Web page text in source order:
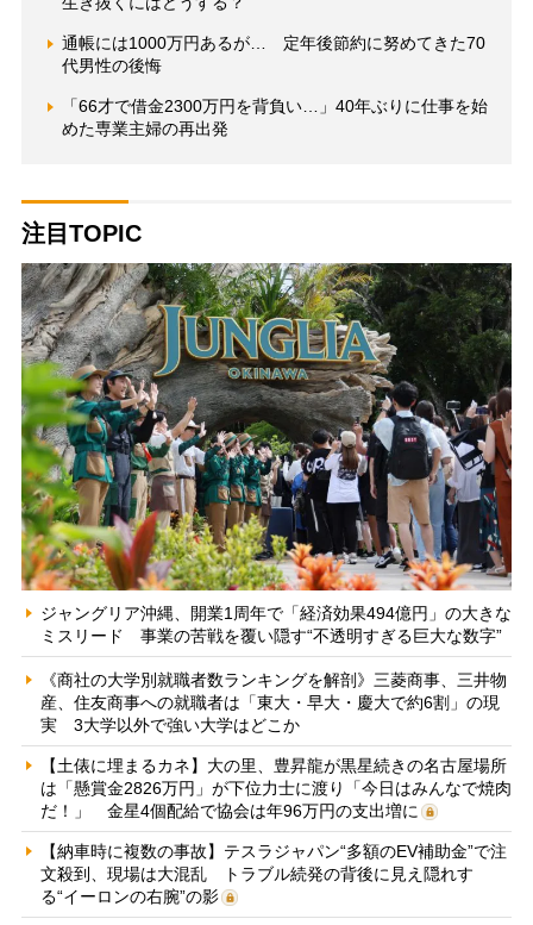
通帳には1000万円あるが… 定年後節約に努めてきた70
代男性の後悔
「66才で借金2300万円を背負い…」40年ぶりに仕事を始
めた専業主婦の再出発
注目TOPIC
ジャングリア沖縄、開業1周年で「経済効果494億円」の大きな
ミスリード 事業の苦戦を覆い隠す“不透明すぎる巨大な数字”
《商社の大学別就職者数ランキングを解剖》三菱商事、三井物
産、住友商事への就職者は「東大・早大・慶大で約6割」の現
実 3大学以外で強い大学はどこか
【土俵に埋まるカネ】大の里、豊昇龍が黒星続きの名古屋場所
は「懸賞金2826万円」が下位力士に渡り「今日はみんなで焼肉
だ！」 金星4個配給で協会は年96万円の支出増に
【納車時に複数の事故】テスラジャパン“多額のEV補助金”で注
文殺到、現場は大混乱 トラブル続発の背後に見え隠れす
る“イーロンの右腕”の影